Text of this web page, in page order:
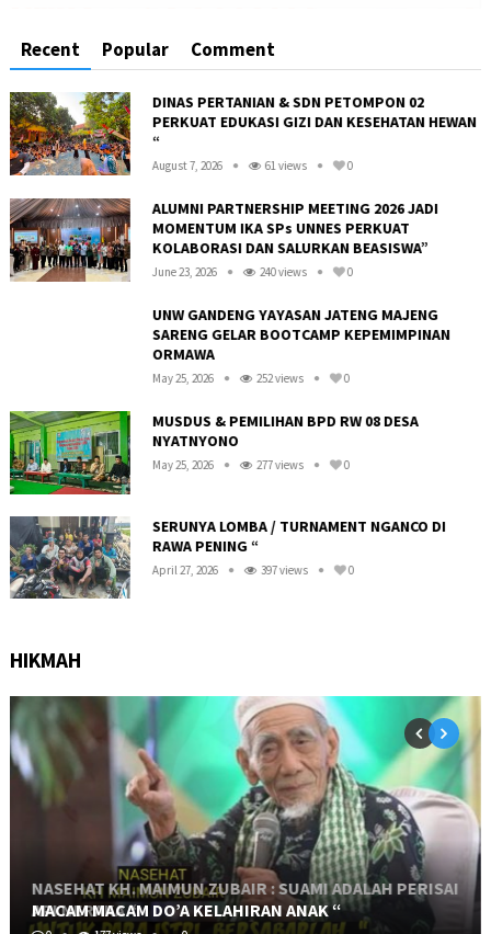
Recent Popular Comment
DINAS PERTANIAN & SDN PETOMPON 02
PERKUAT EDUKASI GIZI DAN KESEHATAN HEWAN
“
August 7, 2026 61 views 0
ALUMNI PARTNERSHIP MEETING 2026 JADI
MOMENTUM IKA SPs UNNES PERKUAT
KOLABORASI DAN SALURKAN BEASISWA”
June 23, 2026 240 views 0
UNW GANDENG YAYASAN JATENG MAJENG
SARENG GELAR BOOTCAMP KEPEMIMPINAN
ORMAWA
May 25, 2026 252 views 0
MUSDUS & PEMILIHAN BPD RW 08 DESA
NYATNYONO
May 25, 2026 277 views 0
SERUNYA LOMBA / TURNAMENT NGANCO DI
RAWA PENING “
April 27, 2026 397 views 0
HIKMAH
NASEHAT KH. MAIMUN ZUBAIR : SUAMI ADALAH PERISAI
API NERAKA “
MACAM MACAM DO’A KELAHIRAN ANAK “